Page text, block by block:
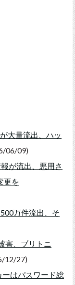
大量流出、ハッ
06/09)
が流出、悪用さ
更を
万件流出、そ
害、ブリトニ
12/27)
はパスワード総